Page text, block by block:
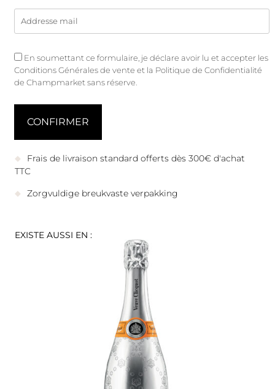
En soumettant ce formulaire, je déclare avoir lu et accepter les
Conditions Générales de vente et la Politique de Confidentialité
de Champmarket sans réserve.
Frais de livraison standard offerts dès 300€ d'achat
TTC
Zorgvuldige breukvaste verpakking
EXISTE AUSSI EN :